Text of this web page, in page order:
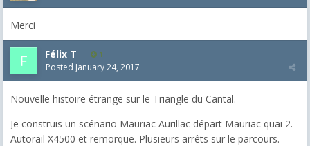
Merci
Félix T 1
Posted January 24, 2017
Nouvelle histoire étrange sur le Triangle du Cantal.
Je construis un scénario Mauriac Aurillac départ Mauriac quai 2.
Autorail X4500 et remorque. Plusieurs arrêts sur le parcours.